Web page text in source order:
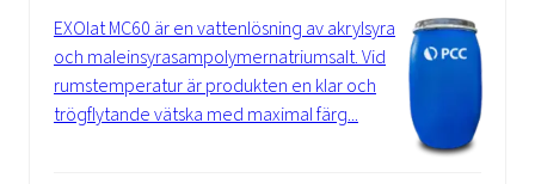
EXOlat MC60 är en vattenlösning av akrylsyra
och maleinsyrasampolymernatriumsalt. Vid
rumstemperatur är produkten en klar och
trögflytande vätska med maximal färg...